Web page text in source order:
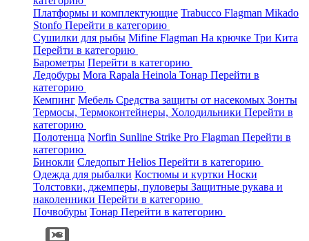
Платформы и комплектующие Trabucco Flagman Mikado
Stonfo Перейти в категорию
Сушилки для рыбы Mifine Flagman На крючке Три Кита
Перейти в категорию
Барометры Перейти в категорию
Ледобуры Mora Rapala Heinola Тонар Перейти в
категорию
Кемпинг Мебель Средства защиты от насекомых Зонты
Термосы, Термоконтейнеры, Холодильники Перейти в
категорию
Полотенца Norfin Sunline Strike Pro Flagman Перейти в
категорию
Бинокли Следопыт Helios Перейти в категорию
Одежда для рыбалки Костюмы и куртки Носки
Толстовки, джемперы, пуловеры Защитные рукава и
наколенники Перейти в категорию
Почвобуры Тонар Перейти в категорию